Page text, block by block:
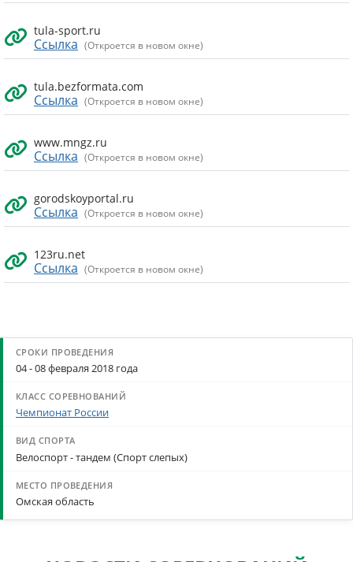
tula-sport.ru
Ссылка (Откроется в новом окне)
tula.bezformata.com
Ссылка (Откроется в новом окне)
www.mngz.ru
Ссылка (Откроется в новом окне)
gorodskoyportal.ru
Ссылка (Откроется в новом окне)
123ru.net
Ссылка (Откроется в новом окне)
04 - 08 февраля 2018 года
Чемпионат России
Велоспорт - тандем (Спорт слепых)
Омская область